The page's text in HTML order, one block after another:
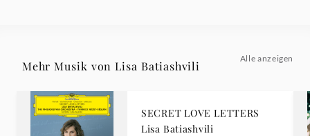
Mehr Musik von Lisa Batiashvili
Alle anzeigen
SECRET LOVE LETTERS
Lisa Batiashvili